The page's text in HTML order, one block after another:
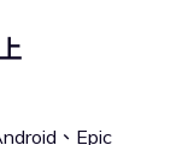
、Epic